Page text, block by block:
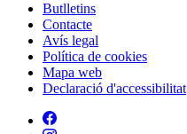
Peu
Butlletins
Contacte
Avís legal
Política de cookies
Mapa web
Declaració d'accessibilitat